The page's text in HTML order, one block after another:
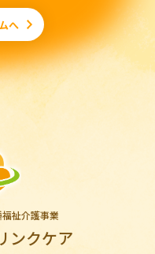
へ
祉介護事業
ンクケア